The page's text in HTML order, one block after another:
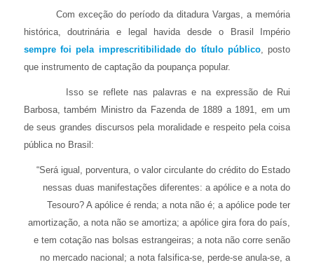
Com exceção do período da ditadura Vargas, a memória
histórica, doutrinária e legal havida desde o Brasil Império
sempre foi pela imprescritibilidade do título público , posto
que instrumento de captação da poupança popular.
Isso se reflete nas palavras e na expressão de Rui
Barbosa, também Ministro da Fazenda de 1889 a 1891, em um
de seus grandes discursos pela moralidade e respeito pela coisa
pública no Brasil:
“Será igual, porventura, o valor circulante do crédito do Estado
nessas duas manifestações diferentes: a apólice e a nota do
Tesouro? A apólice é renda; a nota não é; a apólice pode ter
amortização, a nota não se amortiza; a apólice gira fora do país,
e tem cotação nas bolsas estrangeiras; a nota não corre senão
no mercado nacional; a nota falsifica-se, perde-se anula-se, a